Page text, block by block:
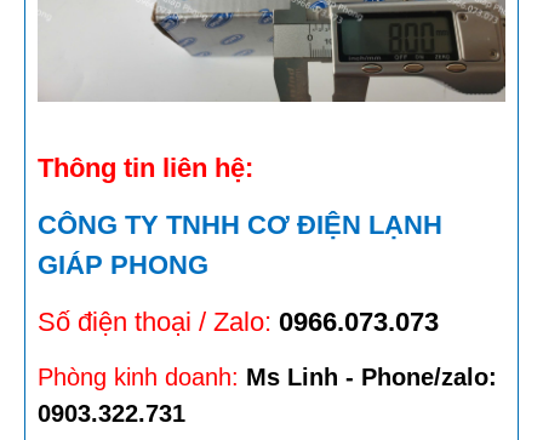
Thông tin liên hệ:
CÔNG TY TNHH CƠ ĐIỆN LẠNH
GIÁP PHONG
Số điện thoại / Zalo: 0966.073.073
Phòng kinh doanh: Ms Linh - Phone/zalo:
0903.322.731